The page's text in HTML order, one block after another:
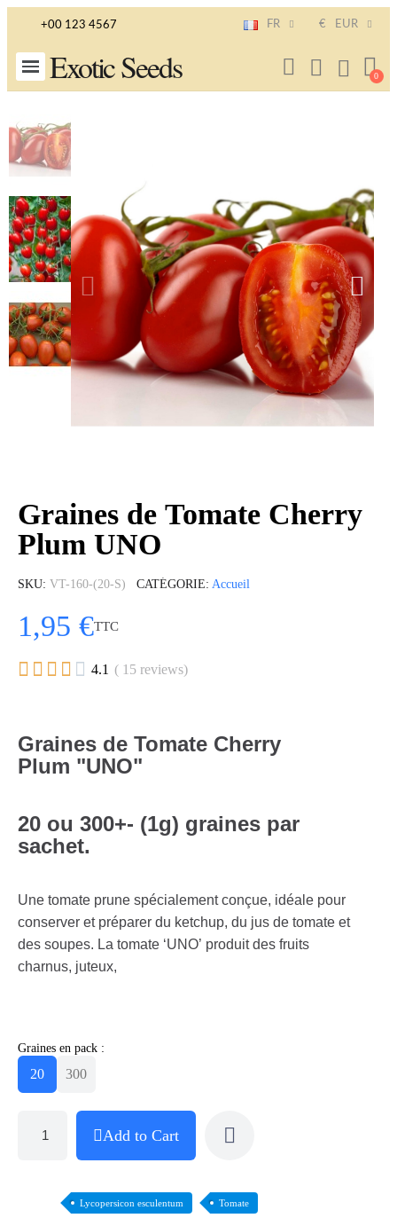
+00 123 4567 FR € EUR
Exotic Seeds
Graines de Tomate Cherry
Plum UNO
SKU VT-160-(20-S) CATÉGORIE Accueil
1,95 €TTC
     4.1 ( 15 reviews)
Graines de Tomate Cherry
Plum "UNO"
20 ou 300+- (1g) graines par
sachet.
Une tomate prune spécialement conçue, idéale pour
conserver et préparer du ketchup, du jus de tomate et
des soupes. La tomate ‘UNO’ produit des fruits
charnus, juteux,
Graines en pack :
20 300
Add to Cart
Lycopersicon esculentum Tomate